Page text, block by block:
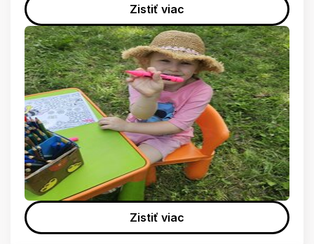
Zistiť viac
Zistiť viac